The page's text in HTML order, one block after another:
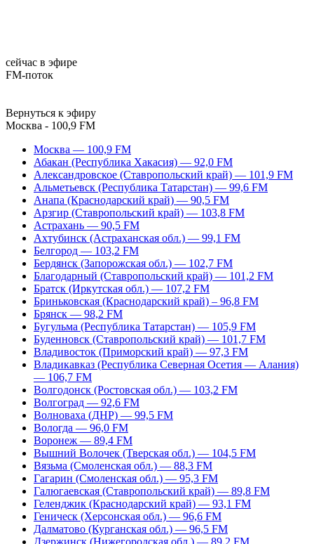
сейчас в эфире
FM-поток
Вернуться к эфиру
Москва - 100,9 FM
Москва — 100,9 FM
Абакан (Республика Хакасия) — 92,0 FM
Александровское (Ставропольский край) — 101,9 FM
Альметьевск (Республика Татарстан) — 99,6 FM
Анапа (Краснодарский край) — 90,5 FM
Арзгир (Ставропольский край) — 103,8 FM
Астрахань — 90,5 FM
Ахтубинск (Астраханская обл.) — 99,1 FM
Белгород — 103,2 FM
Бердянск (Запорожская обл.) — 102,7 FM
Благодарный (Ставропольский край) — 101,2 FM
Братск (Иркутская обл.) — 107,2 FM
Бриньковская (Краснодарский край) – 96,8 FM
Брянск — 98,2 FM
Бугульма (Республика Татарстан) — 105,9 FM
Буденновск (Ставропольский край) — 101,7 FM
Владивосток (Приморский край) — 97,3 FM
Владикавказ (Республика Северная Осетия — Алания)
— 106,7 FM
Волгодонск (Ростовская обл.) — 103,2 FM
Волгоград — 92,6 FM
Волноваха (ДНР) — 99,5 FM
Вологда — 96,0 FM
Воронеж — 89,4 FM
Вышний Волочек (Тверская обл.) — 104,5 FM
Вязьма (Смоленская обл.) — 88,3 FM
Гагарин (Смоленская обл.) — 95,3 FM
Галюгаевская (Ставропольский край) — 89,8 FM
Геленджик (Краснодарский край) — 93,1 FM
Геническ (Херсонская обл.) — 96,6 FM
Далматово (Курганская обл.) — 96,5 FM
Дзержинск (Нижегородская обл.) — 89,2 FM